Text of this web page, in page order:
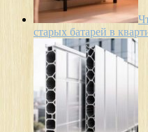
старых батарей в